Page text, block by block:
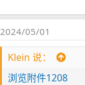
2024/05/01
Klein 说：
浏览附件1208